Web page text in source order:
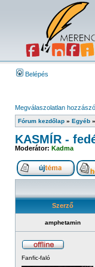
Belépés
Megválaszolatlan
Fórum kezdőlap » Egyéb »
KASMÍR -
Moderátor: Kadma
Szerző
amphetamin
Fanfic-faló